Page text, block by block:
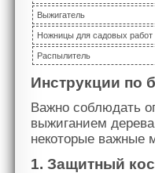
Выжигатель
Ножницы для садовых работ
Распылитель
Инструкции по
Важно соблюдать
выжиганием
некоторые важные
1. Защитный